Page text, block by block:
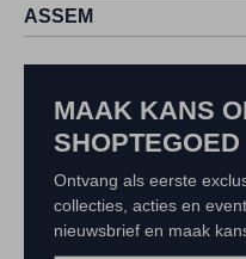
ASSEM
MAAK KANS
SHOPTEGOED
Ontvang als eerste
collecties, acties en
nieuwsbrief en maak